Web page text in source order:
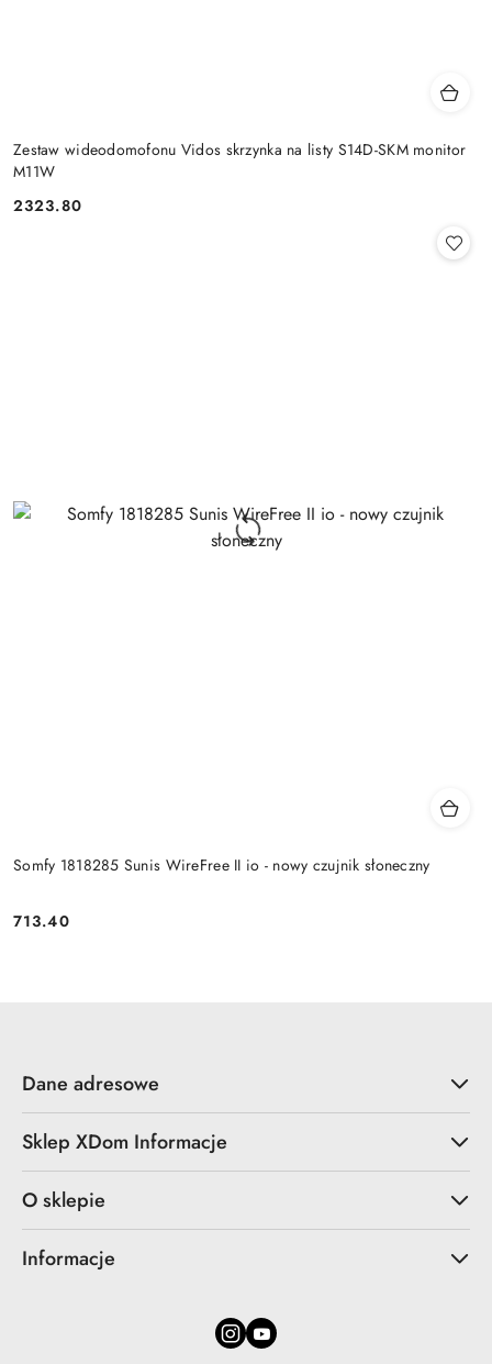
Zestaw wideodomofonu Vidos skrzynka na listy S14D-SKM monitor
M11W
Cena:
2323.80
Somfy 1818285 Sunis WireFree II io - nowy czujnik słoneczny
Cena:
713.40
Dane adresowe
Sklep XDom Informacje
O sklepie
Informacje